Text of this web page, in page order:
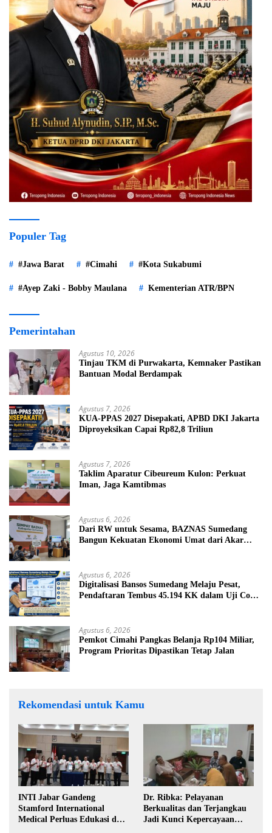
Populer Tag
#Jawa Barat #Cimahi #Kota Sukabumi
#Ayep Zaki - Bobby Maulana Kementerian ATR/BPN
Pemerintahan
Agustus 10, 2026
Tinjau TKM di Purwakarta, Kemnaker Pastikan
Bantuan Modal Berdampak
Agustus 7, 2026
KUA-PPAS 2027 Disepakati, APBD DKI Jakarta
Diproyeksikan Capai Rp82,8 Triliun
Agustus 7, 2026
Taklim Aparatur Cibeureum Kulon: Perkuat
Iman, Jaga Kamtibmas
Agustus 6, 2026
Dari RW untuk Sesama, BAZNAS Sumedang
Bangun Kekuatan Ekonomi Umat dari Akar
Agustus 6, 2026
Digitalisasi Bansos Sumedang Melaju Pesat,
Pendaftaran Tembus 45.194 KK dalam Uji Coba
Agustus 6, 2026
Pemkot Cimahi Pangkas Belanja Rp104 Miliar,
Program Prioritas Dipastikan Tetap Jalan
Rekomendasi untuk Kamu
INTI Jabar Gandeng
Stamford International
Medical Perluas Edukasi dan
Dr. Ribka: Pelayanan
Berkualitas dan Terjangkau
Jadi Kunci Kepercayaan